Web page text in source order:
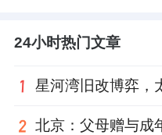
24小时热门文章
星河湾旧改博弈，